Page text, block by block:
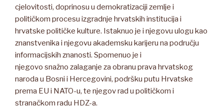
cjelovitosti, doprinosu u demokratizaciji zemlje i
političkom procesu izgradnje hrvatskih institucija i
hrvatske političke kulture. Istaknuo je i njegovu ulogu kao
znanstvenika i njegovu akademsku karijeru na području
informacijskih znanosti. Spomenuo je i
njegovo snažno zalaganje za obranu prava hrvatskog
naroda u Bosni i Hercegovini, podršku putu Hrvatske
prema EU i NATO-u, te njegov rad u političkom i
stranačkom radu HDZ-a.